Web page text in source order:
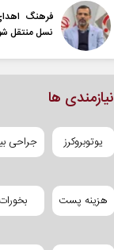
فرهنگ
نسل منتقل
نیازمندی ها
یوتوبروکرز جراحی
هزینه پست بخورات